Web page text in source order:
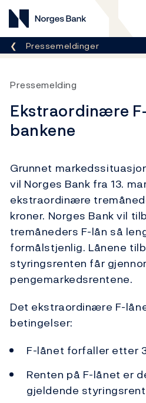
Norges Bank
Her er du nå:
Pressemeldinger
Pressemelding
Ekstraordinære
bankene
Grunnet
vil Norges Bank fra 13.
ekstraordinære
kroner. Norges Bank vil
tremåneders F-lån så
formålstjenlig. Lånene
styringsrenten får
pengemarkedsrentene.
Det ekstraordinære F-
betingelser:
F-lånet forfaller etter
Renten på F-lånet er
gjeldende